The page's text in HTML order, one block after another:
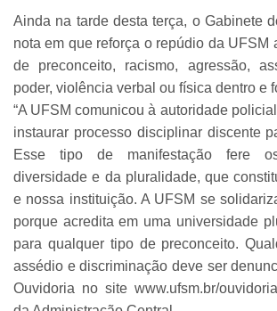
Ainda na tarde desta terça, o Gabinete
nota em que reforça o repúdio da UFSM
de preconceito, racismo, agressão,
poder, violência verbal ou física dentro e
“A UFSM comunicou à autoridade
instaurar processo disciplinar discente
Esse tipo de manifestação fere
diversidade e da pluralidade, que
e nossa instituição. A UFSM se
porque acredita em uma universidade
para qualquer tipo de preconceito.
assédio e discriminação deve ser
Ouvidoria no site www.ufsm.br/